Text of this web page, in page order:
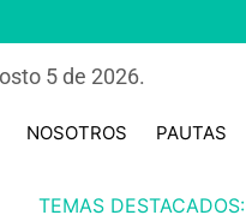
5 de 2026.
NOSOTROS PAUTAS
TEMAS DESTACADOS: